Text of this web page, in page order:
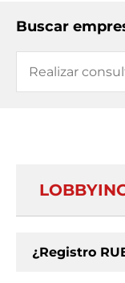
Buscar
¿Registro